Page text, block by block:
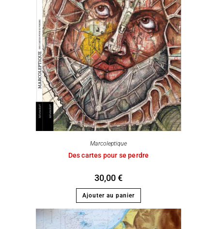
Marcoleptique
Des cartes pour se perdre
30,00€
Ajouter au panier